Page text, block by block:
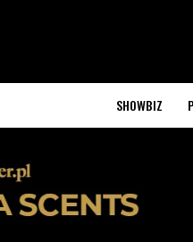
SHOWBIZ